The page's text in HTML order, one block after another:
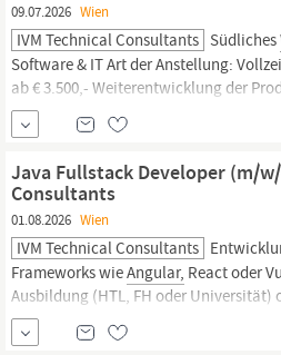
09.07.2026 Wien
IVM Technical Consultants Südliches
Software & IT Art der Anstellung:
ab € 3.500,- Weiterentwicklung der
Web-Bereich Umsetzung von Unit-
Sicherstellung der Qualität
architektonischer Entscheidungen im
technischer...
Java Fullstack Developer (m/
Consultants
01.08.2026 Wien
IVM Technical Consultants
Frameworks wieAngular, React oder
Ausbildung (HTL, FH oder Universität)
Berufserfahrung in der Java-
Entwicklungsprojekten Sehr gute